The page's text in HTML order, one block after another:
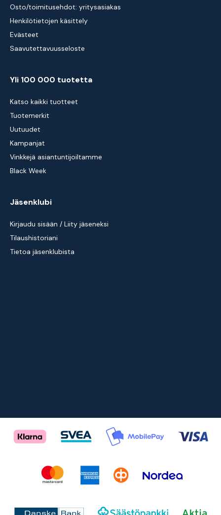
Osto/toimitusehdot: yritysasiakas
Henkilötietojen käsittely
Evästeet
Saavutettavuusseloste
Yli 100 000 tuotetta
Katso kaikki tuotteet
Tuotemerkit
Uutuudet
Kampanjat
Vinkkejä asiantuntijoiltamme
Black Week
Jäsenklubi
Kirjaudu sisään / Liity jäseneksi
Tilaushistoriani
Tietoa jäsenklubista